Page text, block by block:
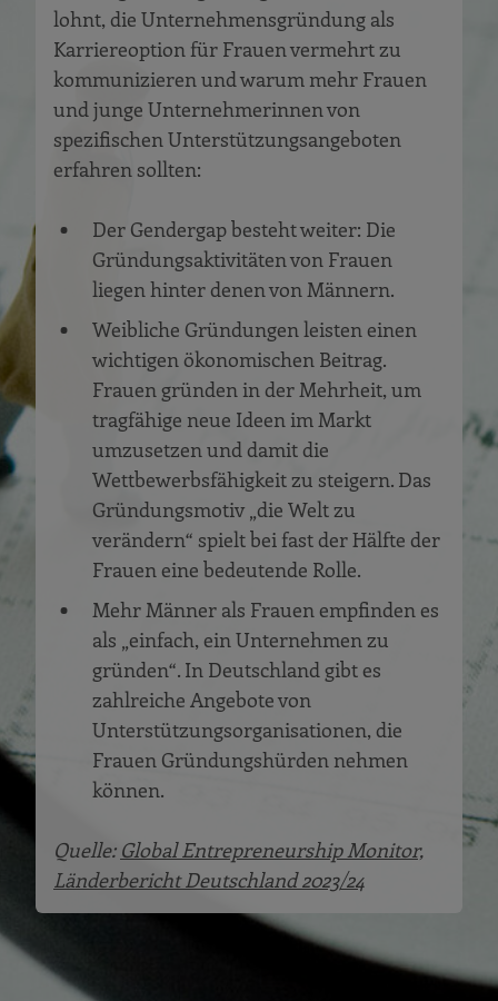
lohnt, die Unternehmensgründung als
Karriereoption für Frauen vermehrt zu
kommunizieren und warum mehr Frauen
und junge Unternehmerinnen von
spezifischen Unterstützungsangeboten
erfahren sollten:
Der Gendergap besteht weiter: Die
Gründungsaktivitäten von Frauen
liegen hinter denen von Männern.
Weibliche Gründungen leisten einen
wichtigen ökonomischen Beitrag.
Frauen gründen in der Mehrheit, um
tragfähige neue Ideen im Markt
umzusetzen und damit die
Wettbewerbsfähigkeit zu steigern. Das
Gründungsmotiv „die Welt zu
verändern“ spielt bei fast der Hälfte der
Frauen eine bedeutende Rolle.
Mehr Männer als Frauen empfinden es
als „einfach, ein Unternehmen zu
gründen“. In Deutschland gibt es
zahlreiche Angebote von
Unterstützungsorganisationen, die
Frauen Gründungshürden nehmen
können.
Quelle: Global Entrepreneurship Monitor,
Länderbericht Deutschland 2023/24